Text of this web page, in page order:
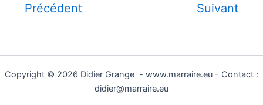
Précédent Suivant
Copyright © 2026 Didier Grange - www.marraire.eu - Contact :
didier@marraire.eu